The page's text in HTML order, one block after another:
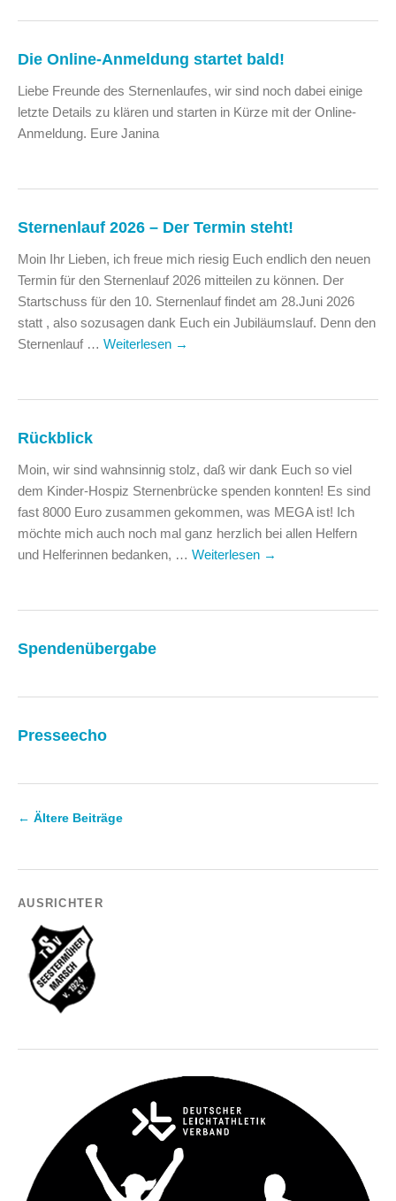
Die Online-Anmeldung startet bald!
Liebe Freunde des Sternenlaufes, wir sind noch dabei einige
letzte Details zu klären und starten in Kürze mit der Online-
Anmeldung. Eure Janina
Sternenlauf 2026 – Der Termin steht!
Moin Ihr Lieben, ich freue mich riesig Euch endlich den neuen
Termin für den Sternenlauf 2026 mitteilen zu können. Der
Startschuss für den 10. Sternenlauf findet am 28.Juni 2026
statt , also sozusagen dank Euch ein Jubiläumslauf. Denn den
Sternenlauf … Weiterlesen →
Rückblick
Moin, wir sind wahnsinnig stolz, daß wir dank Euch so viel
dem Kinder-Hospiz Sternenbrücke spenden konnten! Es sind
fast 8000 Euro zusammen gekommen, was MEGA ist! Ich
möchte mich auch noch mal ganz herzlich bei allen Helfern
und Helferinnen bedanken, … Weiterlesen →
Spendenübergabe
Presseecho
← Ältere Beiträge
AUSRICHTER